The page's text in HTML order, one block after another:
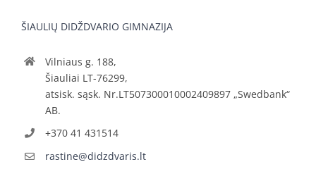
ŠIAULIŲ DIDŽDVARIO GIMNAZIJA
Vilniaus g. 188,
Šiauliai LT-76299,
atsisk. sąsk. Nr.LT507300010002409897 „Swedbank“
AB.
+370 41 431514
rastine@didzdvaris.lt